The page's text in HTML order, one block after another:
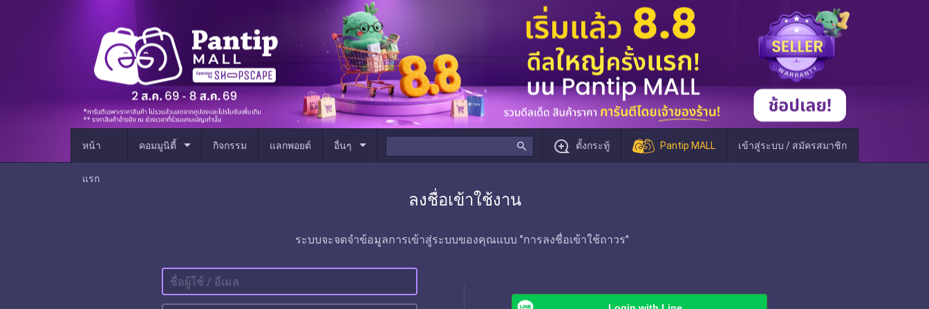
หน้า
แรก
คอมมูนิตี้ arrow_drop_down กิจกรรม แลกพอยต์ อื่นๆ arrow_drop_down search ตั้งกระทู้ Pantip MALL เข้าสู่ระบบ / สมัครสมาชิก
ลงชื่อเข้าใช้งาน
ระบบจะจดจำข้อมูลการเข้าสู่ระบบของคุณแบบ "การลงชื่อเข้าใช้ถาวร"